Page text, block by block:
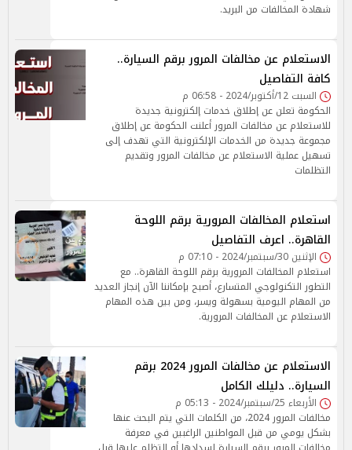
شهادة المخالفات من البريد.
الاستعلام عن مخالفات المرور برقم السيارة..
كافة التفاصيل
السبت 12/أكتوبر/2024 - 06:58 م
الحكومة تعلن عن إطلاق خدمات إلكترونية جديدة
للاستعلام عن مخالفات المرور أعلنت الحكومة عن إطلاق
مجموعة جديدة من الخدمات الإلكترونية التي تهدف إلى
تسهيل عملية الاستعلام عن مخالفات المرور وتقديم
التظلمات
استعلام المخالفات المرورية برقم اللوحة
القاهرة.. اعرف التفاصيل
الإثنين 30/سبتمبر/2024 - 07:10 م
استعلام المخالفات المرورية برقم اللوحة القاهرة.. مع
التطور التكنولوجي المتسارع، أصبح بإمكاننا الآن إنجاز العديد
من المهام اليومية بسهولة ويسر، ومن بين هذه المهام
الاستعلام عن المخالفات المرورية.
الاستعلام عن مخالفات المرور 2024 برقم
السيارة.. دليلك الكامل
الأربعاء 25/سبتمبر/2024 - 05:13 م
مخالفات المرور 2024، من الكلمات التي يتم البحث عنها
بشكل يومي من قبل المواطنين الراغبين في معرفة